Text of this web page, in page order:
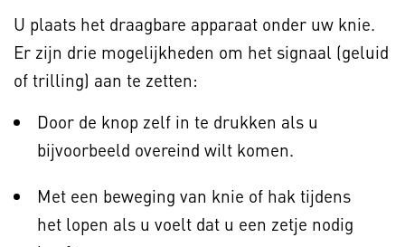
U plaats het draagbare apparaat onder uw knie.
Er zijn drie mogelijkheden om het signaal (geluid
of trilling) aan te zetten:
Door de knop zelf in te drukken als u
bijvoorbeeld overeind wilt komen.
Met een beweging van knie of hak tijdens
het lopen als u voelt dat u een zetje nodig